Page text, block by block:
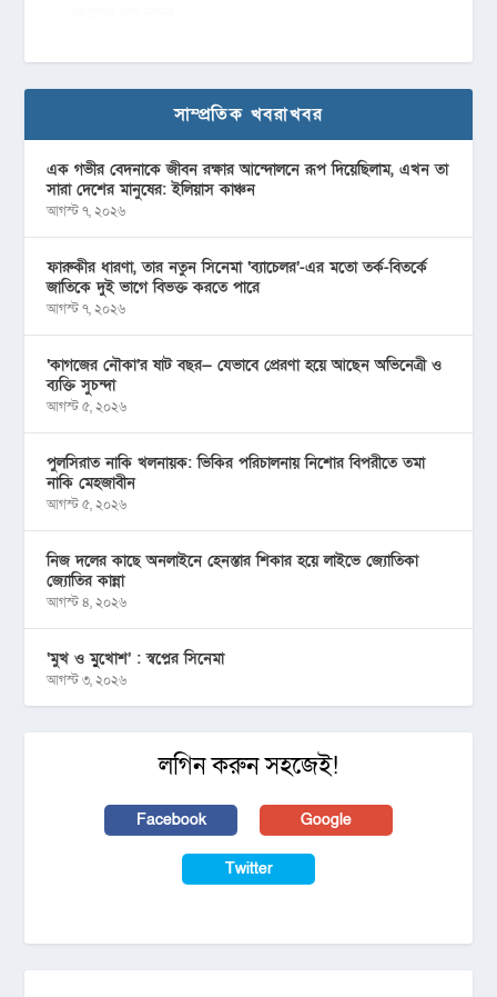
সাম্প্রতিক খবরাখবর
এক গভীর বেদনাকে জীবন রক্ষার আন্দোলনে রূপ দিয়েছিলাম, এখন তা
সারা দেশের মানুষের: ইলিয়াস কাঞ্চন
আগস্ট ৭, ২০২৬
ফারুকীর ধারণা, তার নতুন সিনেমা ‘ব্যাচেলর’-এর মতো তর্ক-বিতর্কে
জাতিকে দুই ভাগে বিভক্ত করতে পারে
আগস্ট ৭, ২০২৬
‘কাগজের নৌকা’র ষাট বছর— যেভাবে প্রেরণা হয়ে আছেন অভিনেত্রী ও
ব্যক্তি সুচন্দা
আগস্ট ৫, ২০২৬
পুলসিরাত নাকি খলনায়ক: ভিকির পরিচালনায় নিশোর বিপরীতে তমা
নাকি মেহজাবীন
আগস্ট ৫, ২০২৬
নিজ দলের কাছে অনলাইনে হেনস্তার শিকার হয়ে লাইভে জ্যোতিকা
জ্যোতির কান্না
আগস্ট ৪, ২০২৬
‘মুখ ও মু্খোশ’ : স্বপ্নের সিনেমা
আগস্ট ৩, ২০২৬
লগিন করুন সহজেই!
Facebook Google
Twitter